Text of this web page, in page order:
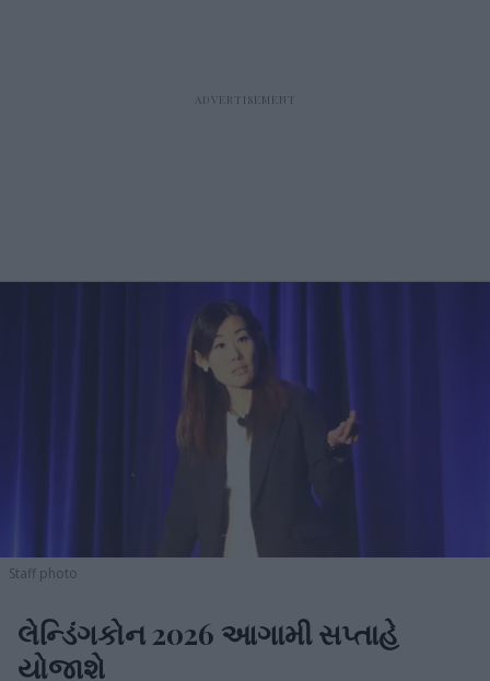
Staff photo
લેન્ડિંગકોન 2026 આગામી સપ્તાહે
યોજાશે